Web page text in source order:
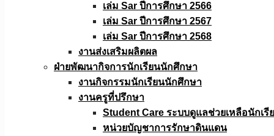
เล่ม Sar ปีการศึกษา 2566
เล่ม Sar ปีการศึกษา 2567
เล่ม Sar ปีการศึกษา 2568
งานส่งเสริมผลิตผล
ฝ่ายพัฒนากิจการนักเรียนนักศึกษา
งานกิจกรรมนักเรียนนักศึกษา
งานครูที่ปรึกษา
Student Care ระบบดูแลช่วยเหลือนักเรี
หน่วยบัญชาการรักษาดินแดน